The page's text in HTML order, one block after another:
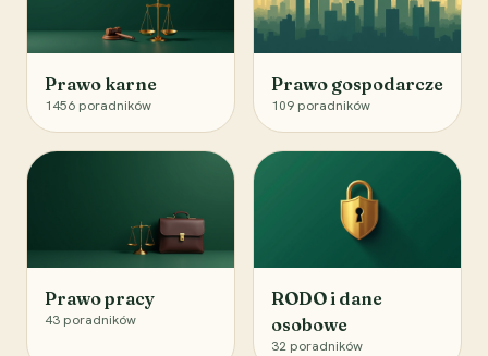
Prawo karne
1456 poradników
Prawo gospodarcze
109 poradników
Prawo pracy
43 poradników
RODO i dane
osobowe
32 poradników